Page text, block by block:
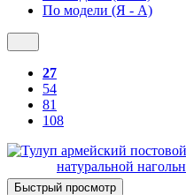
По модели (Я - A)
27
54
81
108
Быстрый просмотр